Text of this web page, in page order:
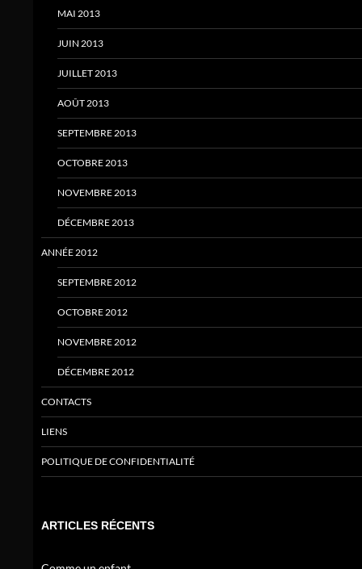
MAI 2013
JUIN 2013
JUILLET 2013
AOÛT 2013
SEPTEMBRE 2013
OCTOBRE 2013
NOVEMBRE 2013
DÉCEMBRE 2013
ANNÉE 2012
SEPTEMBRE 2012
OCTOBRE 2012
NOVEMBRE 2012
DÉCEMBRE 2012
CONTACTS
LIENS
POLITIQUE DE CONFIDENTIALITÉ
ARTICLES RÉCENTS